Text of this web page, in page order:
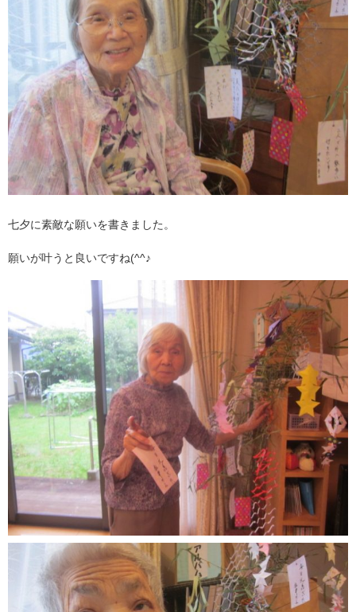
七夕に素敵な願いを書きました。
願いが叶うと良いですね(^^♪